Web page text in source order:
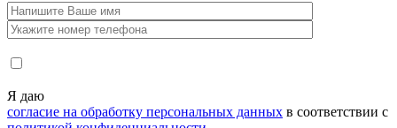
Я даю
согласие на обработку персональных данных в соответствии с